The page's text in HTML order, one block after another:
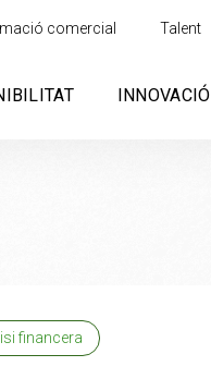
comercial Talent
INNOVACIÓ
financera